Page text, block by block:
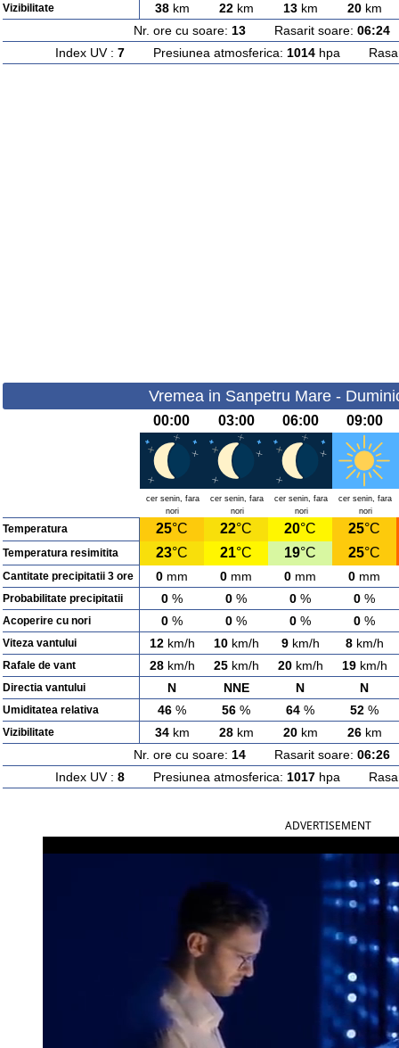
Vizibilitate 38km 22km 13km 20km
Nr. ore cu soare: 13Rasarit soare: 06:24
Index UV : 7Presiunea atmosferica: 1014hpa
Vremea in Sanpetru Mare -
00:00 03:00 06:00 09:00
cer senin, fara
nori
cer senin, fara
nori
cer senin, fara
nori
cer senin, fara
nori
Temperatura 25°C 22°C 20°C 25°C
Temperatura resimitita 23°C 21°C 19°C 25°C
Cantitate precipitatii 3 ore 0 mm 0 mm 0 mm 0 mm
Probabilitate precipitatii 0 % 0 % 0 % 0 %
Acoperire cu nori 0 % 0 % 0 % 0 %
Viteza vantului 12km/h 10km/h 9km/h 8km/h
Rafale de vant 28km/h 25km/h 20km/h 19km/h
Directia vantului N NNE N N
Umiditatea relativa 46 % 56 % 64 % 52 %
Vizibilitate 34km 28km 20km 26km
Nr. ore cu soare: 14Rasarit soare: 06:26
Index UV : 8Presiunea atmosferica: 1017hpa
ADVERTISEMENT